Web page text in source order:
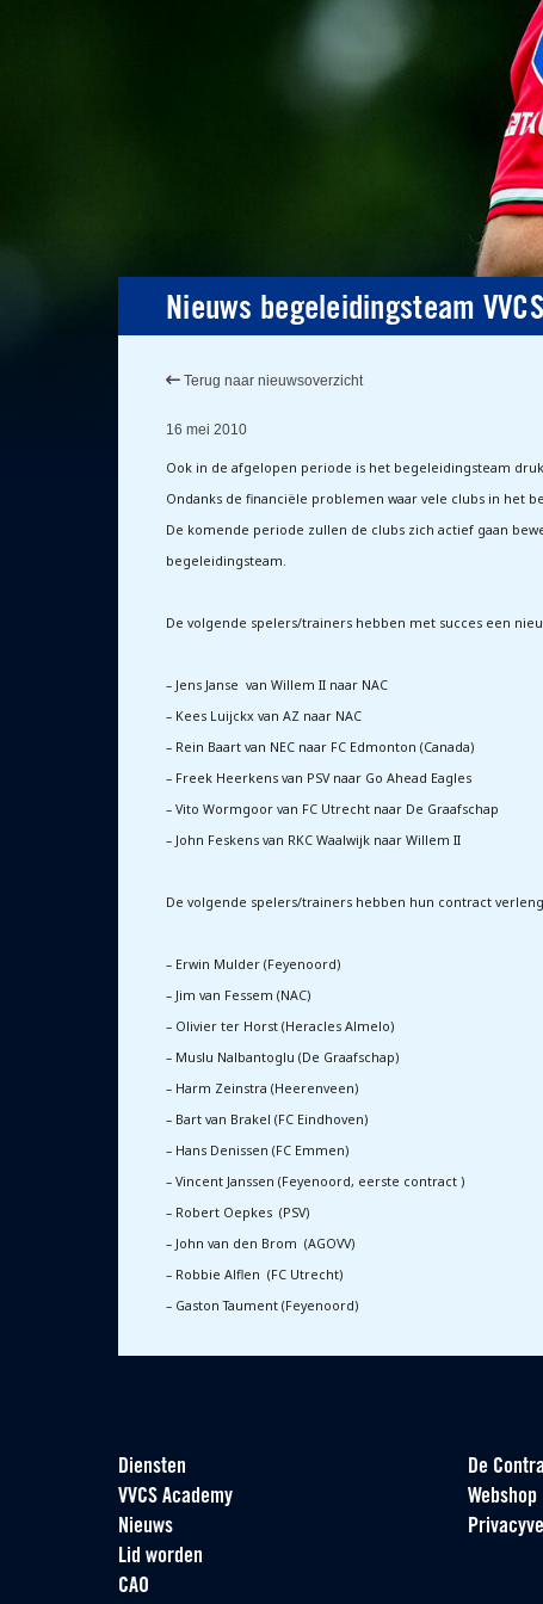
Nieuws begeleidingsteam VVCS
Terug naar nieuwsoverzicht
16 mei 2010
Ook in de afgelopen periode is het begeleidingsteam
Ondanks de financiële problemen waar vele clubs in het
De komende periode zullen de clubs zich actief gaan
begeleidingsteam.
De volgende spelers/trainers hebben met succes een
– Jens Janse van Willem II naar NAC
– Kees Luijckx van AZ naar NAC
– Rein Baart van NEC naar FC Edmonton (Canada)
– Freek Heerkens van PSV naar Go Ahead Eagles
– Vito Wormgoor van FC Utrecht naar De Graafschap
– John Feskens van RKC Waalwijk naar Willem II
De volgende spelers/trainers hebben hun contract
– Erwin Mulder (Feyenoord)
– Jim van Fessem (NAC)
– Olivier ter Horst (Heracles Almelo)
– Muslu Nalbantoglu (De Graafschap)
– Harm Zeinstra (Heerenveen)
– Bart van Brakel (FC Eindhoven)
– Hans Denissen (FC Emmen)
– Vincent Janssen (Feyenoord, eerste contract )
– Robert Oepkes (PSV)
– John van den Brom (AGOVV)
– Robbie Alflen (FC Utrecht)
– Gaston Taument (Feyenoord)
Diensten
VVCS Academy
Nieuws
Lid worden
CAO
De
Webshop